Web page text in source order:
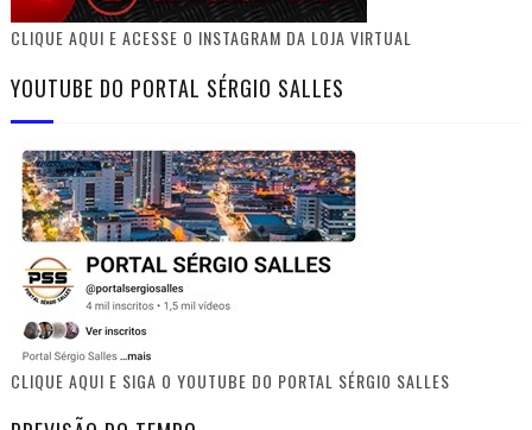
CLIQUE AQUI E ACESSE O INSTAGRAM DA LOJA VIRTUAL
YOUTUBE DO PORTAL SÉRGIO SALLES
CLIQUE AQUI E SIGA O YOUTUBE DO PORTAL SÉRGIO SALLES